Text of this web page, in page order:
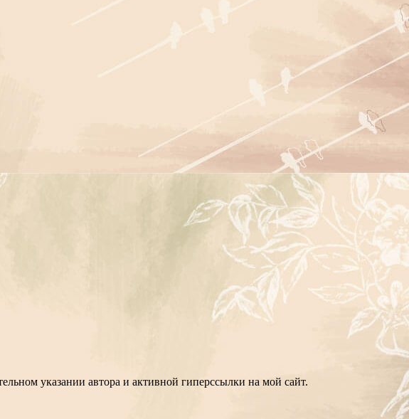
указании автора и активной гиперссылки на мой сайт.